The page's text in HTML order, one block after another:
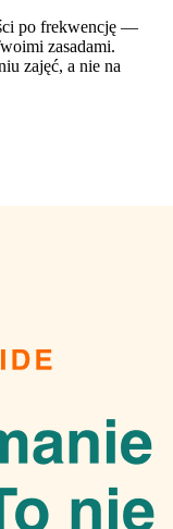
po frekwencję —
zasadami.
zajęć, a nie na